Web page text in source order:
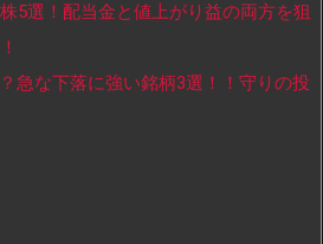
5選！配当金と値上がり益の両方を狙
急な下落に強い銘柄3選！！守りの投